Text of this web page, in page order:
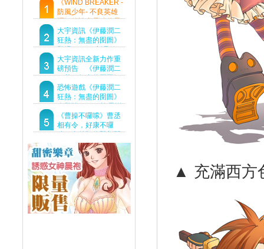
《WIND BREAKER -
防風少年- 不良英雄
譚》傳說中最強的男
人現身！即將顛覆風
鈴高中！
大宇資訊《伊藤潤二
狂熱：無盡的囹圄》
登場 Steam 新品節
首支預告片及遊戲
Demo重磅釋出
大宇資訊全新力作重
磅預告 《伊藤潤二
狂熱：無盡的囹圄》
驚悚亮相 ！伊藤潤二
恐怖世界首度進軍
Steam
恐怖遊戲《伊藤潤二
狂熱：無盡的囹圄》
今登陸Steam 詭異洋
樓開啟 同步釋出最新
預告片
《曹操不囉嗦》曹丞
相有令，好康不囉
嗦！事前預約即刻開
▲ 充滿西方